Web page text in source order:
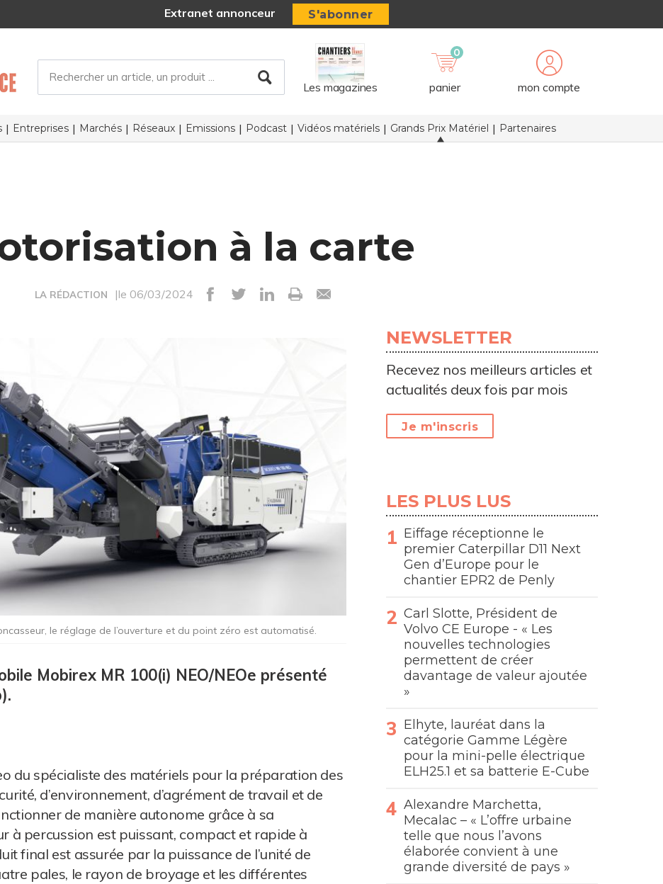
Extranet annonceur S'abonner
Les magazines
0
panier mon compte
Entreprises Marchés Réseaux Emissions Podcast Vidéos matériels Grands Prix Matériel Partenaires
à la carte
LA RÉDACTION |le 06/03/2024
le réglage de l’ouverture et du point zéro est automatisé.
Mobirex MR 100(i) NEO/NEOe présenté
du spécialiste des matériels pour la préparation des
d’environnement, d’agrément de travail et de
de manière autonome grâce à sa
à percussion est puissant, compact et rapide à
final est assurée par la puissance de l’unité de
pales, le rayon de broyage et les différentes
NEWSLETTER
Recevez nos meilleurs articles et
actualités deux fois par mois
Je m'inscris
LES PLUS LUS
Eiffage réceptionne le
premier Caterpillar D11 Next
Gen d’Europe pour le
chantier EPR2 de Penly
Carl Slotte, Président de
Volvo CE Europe - « Les
nouvelles technologies
permettent de créer
davantage de valeur ajoutée
»
Elhyte, lauréat dans la
catégorie Gamme Légère
pour la mini-pelle électrique
ELH25.1 et sa batterie E-Cube
Alexandre Marchetta,
Mecalac – « L’offre urbaine
telle que nous l’avons
élaborée convient à une
grande diversité de pays »